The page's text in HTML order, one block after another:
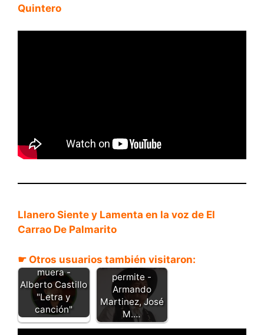
Quintero
Llanero Siente y Lamenta en la voz de El
Carrao De Palmarito
☛ Otros usuarios también visitaron:
Cuando yo
muera -
Alberto Castillo
"Letra y
canción"
Si mi Dios me lo
permite -
Armando
Martinez, José
M.…